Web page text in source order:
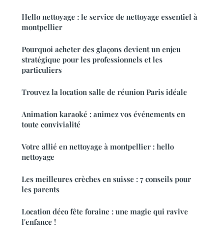
Hello nettoyage : le service de nettoyage essentiel à
montpellier
Pourquoi acheter des glaçons devient un enjeu
stratégique pour les professionnels et les
particuliers
Trouvez la location salle de réunion Paris idéale
Animation karaoké : animez vos événements en
toute convivialité
Votre allié en nettoyage à montpellier : hello
nettoyage
Les meilleures crèches en suisse : 7 conseils pour
les parents
Location déco fête foraine : une magie qui ravive
l'enfance !